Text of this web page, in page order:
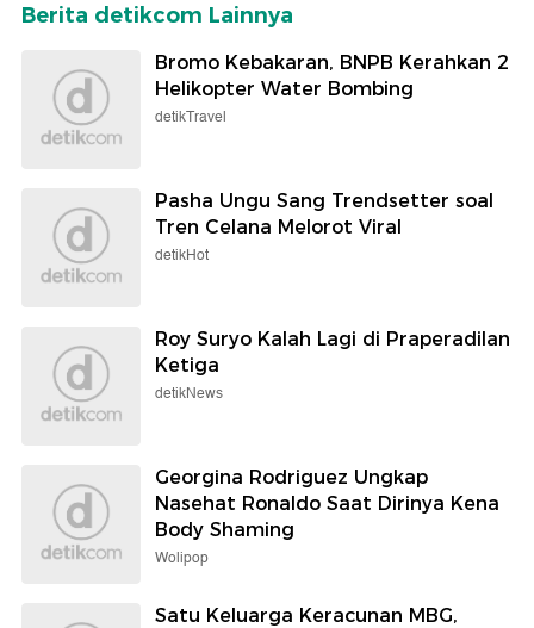
Berita detikcom Lainnya
Bromo Kebakaran, BNPB Kerahkan 2
Helikopter Water Bombing
detikTravel
Pasha Ungu Sang Trendsetter soal
Tren Celana Melorot Viral
detikHot
Roy Suryo Kalah Lagi di Praperadilan
Ketiga
detikNews
Georgina Rodriguez Ungkap
Nasehat Ronaldo Saat Dirinya Kena
Body Shaming
Wolipop
Satu Keluarga Keracunan MBG,